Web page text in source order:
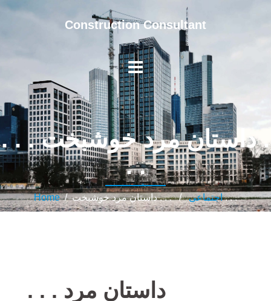
Construction Consultant
. . . داستان مرد خوشبخت .
. .
Home/ اجتماعی/ . . . داستان مرد خوشبخت . . .
. . . داستان مرد